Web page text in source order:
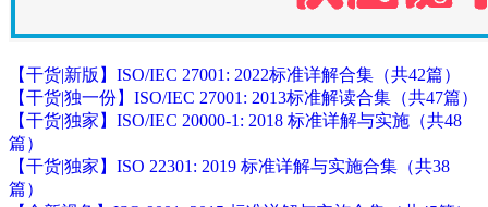
【干货|新版】ISO/IEC 27001: 2022标准详解合集（共42篇）
【干货|独一份】ISO/IEC 27001: 2013标准解读合集（共47篇）
【干货|独家】ISO/IEC 20000-1: 2018 标准详解与实施（共48
篇）
【干货|独家】ISO 22301: 2019 标准详解与实施合集（共38
篇）